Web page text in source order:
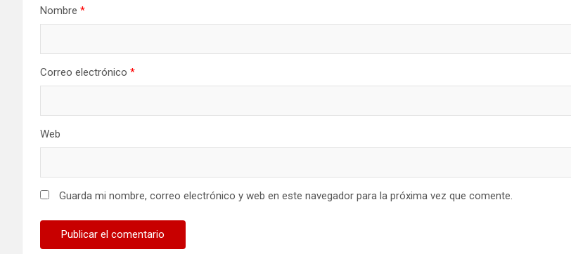
Nombre *
Correo electrónico *
Web
Guarda mi nombre, correo electrónico y web en este navegador para la próxima vez que comente.